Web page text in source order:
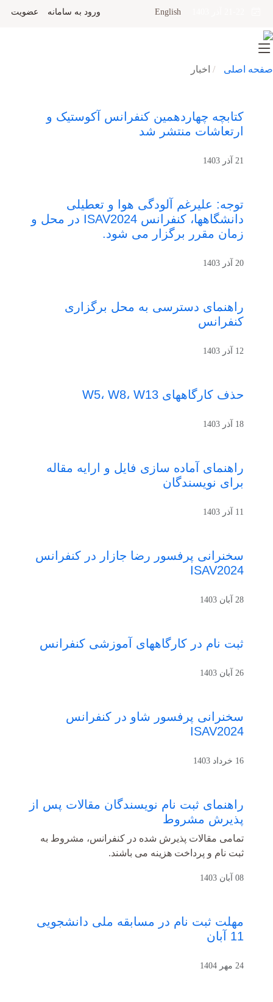
English ورود به سامانه عضویت
صفحه اصلی اخبار
کتابچه چهاردهمین کنفرانس آکوستیک و
ارتعاشات منتشر شد
21 آذر 1403
توجه: علیرغم آلودگی هوا و تعطیلی
دانشگاهها، کنفرانس ISAV2024 در محل و
زمان مقرر برگزار می شود.
20 آذر 1403
راهنمای دسترسی به محل برگزاری
کنفرانس
12 آذر 1403
حذف کارگاههای W5، W8، W13
18 آذر 1403
راهنمای آماده سازی فایل و ارایه مقاله
برای نویسندگان
11 آذر 1403
سخنرانی پرفسور رضا جازار در کنفرانس
ISAV2024
28 آبان 1403
ثبت نام در کارگاههای آموزشی کنفرانس
26 آبان 1403
سخنرانی پرفسور شاو در کنفرانس
ISAV2024
16 خرداد 1403
راهنمای ثبت نام نویسندگان مقالات پس از
پذیرش مشروط
تمامی مقالات پذیرش شده در کنفرانس، مشروط به
ثبت نام و پرداخت هزینه می باشند.
08 آبان 1403
مهلت ثبت نام در مسابقه ملی دانشجویی
11 آبان
24 مهر 1404